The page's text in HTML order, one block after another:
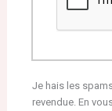
Je hais les
revendue. En